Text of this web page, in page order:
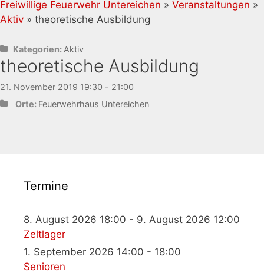
Freiwillige Feuerwehr Untereichen » Veranstaltungen »
Aktiv » theoretische Ausbildung
Kategorien: Aktiv
theoretische Ausbildung
21. November 2019 19:30 - 21:00
Orte: Feuerwehrhaus Untereichen
Termine
8. August 2026 18:00 - 9. August 2026 12:00
Zeltlager
1. September 2026 14:00 - 18:00
Senioren